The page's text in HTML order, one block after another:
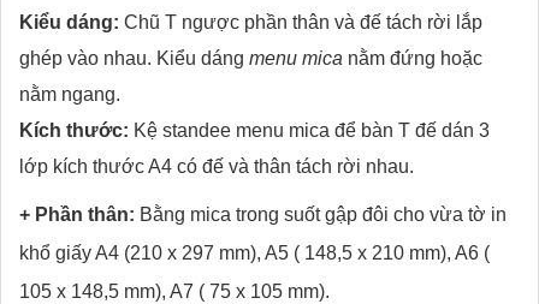
Kiểu dáng: Chũ T ngược phần thân và đế tách rời lắp
ghép vào nhau. Kiểu dáng menu mica nằm đứng hoặc
nằm ngang.
Kích thước: Kệ standee menu mica để bàn T đế dán 3
lớp kích thước A4 có đế và thân tách rời nhau.
+ Phần thân: Bằng mica trong suốt gập đôi cho vừa tờ in
khổ giấy A4 (210 x 297 mm), A5 ( 148,5 x 210 mm), A6 (
105 x 148,5 mm), A7 ( 75 x 105 mm).